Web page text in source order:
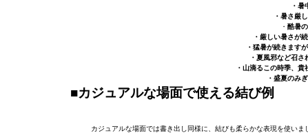
・
・暑さ厳
・ 酷暑
・厳しい暑さが
・猛暑が続きます
・夏風邪など召
・山滴るこの時季、
・盛夏のみ
■カジュアルな場面で使える結び例
カジュアルな場面では書き出し同様に、結びも柔らかな表現を使い